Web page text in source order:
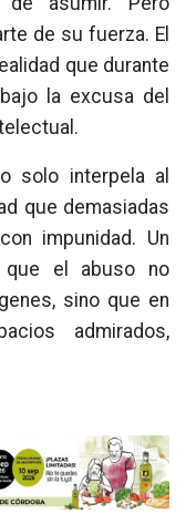
de su fuerza. El
que durante
la excusa del
solo interpela al
que demasiadas
impunidad. Un
que el abuso no
sino que en
admirados,